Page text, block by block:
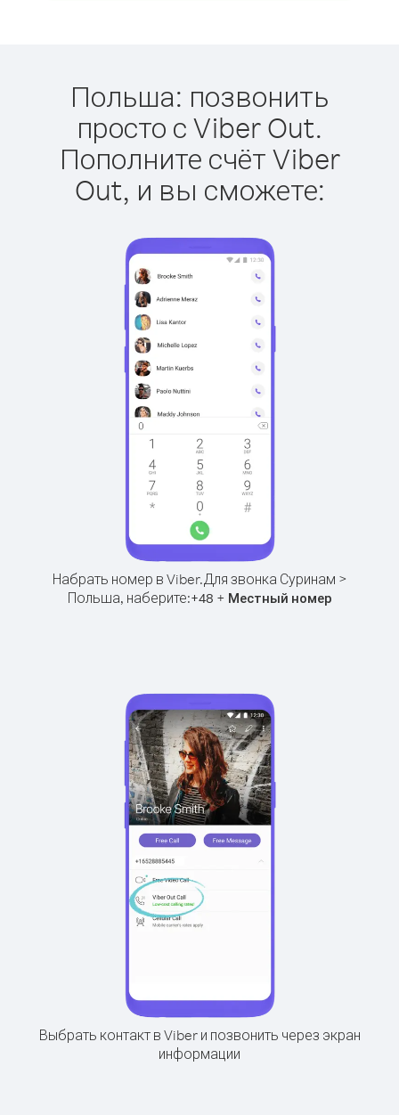
Польша: позвонить
просто с Viber Out.
Пополните счёт Viber
Out, и вы сможете:
Набрать номер в Viber.Для звонка Суринам >
Польша, наберите:+48 + Местный номер
Выбрать контакт в Viber и позвонить через экран
информации